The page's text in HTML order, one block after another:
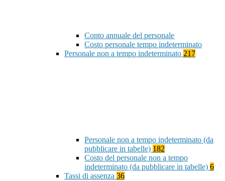
Conto annuale del personale
Costo personale tempo indeterminato
Personale non a tempo indeterminato 217
Personale non a tempo indeterminato (da
pubblicare in tabelle) 182
Costo del personale non a tempo
indeterminato (da pubblicare in tabelle) 6
Tassi di assenza 36